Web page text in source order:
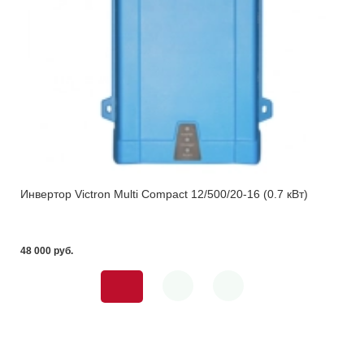
Инвертор Victron Multi Compact 12/500/20-16 (0.7 кВт)
48 000 pуб.